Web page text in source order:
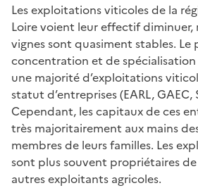
Les exploitations viticoles de la
Loire voient leur effectif diminuer,
vignes sont quasiment stables. Le
concentration et de
une majorité d’exploitations
statut d’entreprises (EARL, GAEC,
Cependant, les capitaux de ces
très majoritairement aux mains
membres de leurs familles. Les
sont plus souvent propriétaires
autres exploitants agricoles.